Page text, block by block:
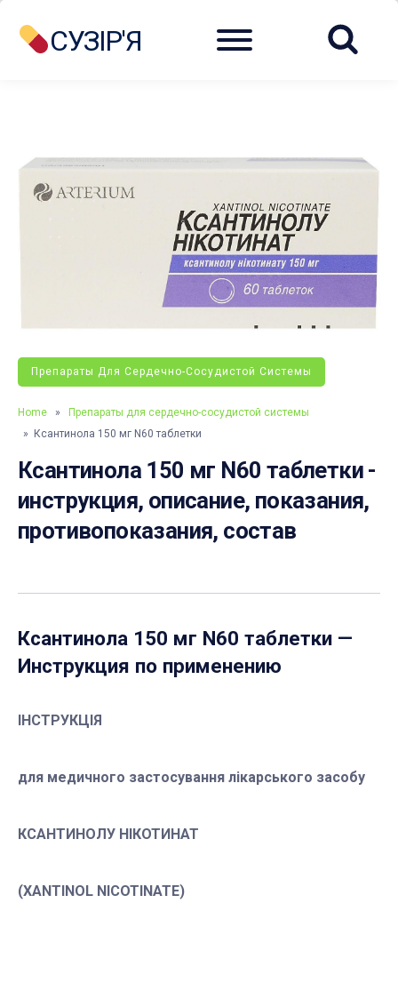
СУЗІР'Я Menu
Препараты Для Сердечно-Сосудистой Системы
Home »
Препараты для сердечно-сосудистой системы
» Ксантинола 150 мг N60 таблетки
Ксантинола 150 мг N60 таблетки -
инструкция, описание, показания,
противопоказания, состав
Ксантинола 150 мг N60 таблетки —
Инструкция по применению
ІНСТРУКЦІЯ
для медичного застосування лікарського засобу
КСАНТИНОЛУ НІКОТИНАТ
(XANTINOL NICOTINATE)